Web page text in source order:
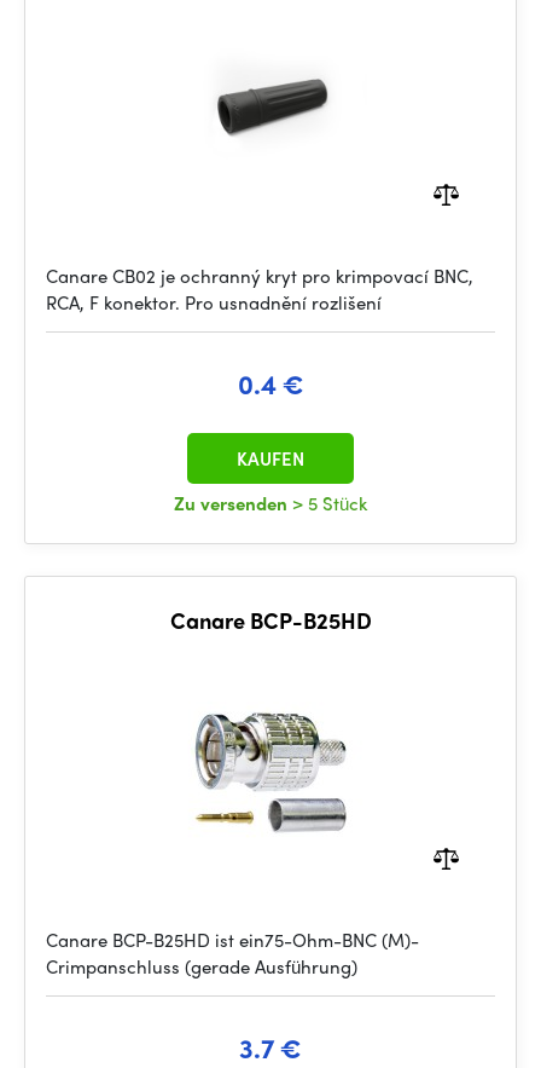
Canare CB02 je ochranný kryt pro krimpovací BNC,
RCA, F konektor. Pro usnadnění rozlišení
0.4 €
Zu versenden > 5 Stück
KAUFEN
Canare BCP-B25HD
Canare BCP-B25HD ist ein75-Ohm-BNC (M)-
Crimpanschluss (gerade Ausführung)
3.7 €